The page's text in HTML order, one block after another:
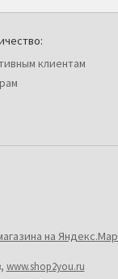
клиентам
www.shop2you.ru